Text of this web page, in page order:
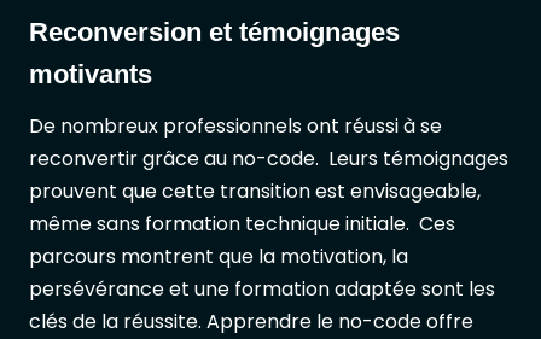
Reconversion et témoignages
motivants
De nombreux professionnels ont réussi à se
reconvertir grâce au no-code. Leurs témoignages
prouvent que cette transition est envisageable,
même sans formation technique initiale. Ces
parcours montrent que la motivation, la
persévérance et une formation adaptée sont les
clés de la réussite. Apprendre le no-code offre